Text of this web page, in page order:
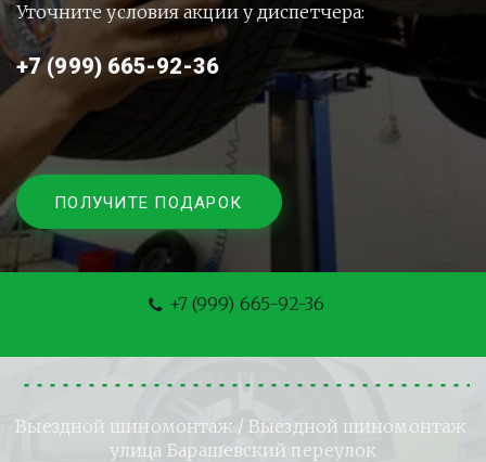
Уточните условия акции у диспетчера:
+7 (999) 665-92-36
ПОЛУЧИТЕ ПОДАРОК
+7 (999) 665-92-36
Выездной шиномонтаж / Выездной шиномонтаж
улица Барашевский переулок